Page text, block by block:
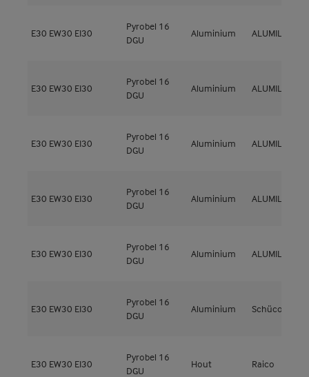
E30 EW30 EI30
Pyrobel 16
DGU
Aluminium ALUMIL
E30 EW30 EI30
Pyrobel 16
DGU
Aluminium ALUMIL
E30 EW30 EI30
Pyrobel 16
DGU
Aluminium ALUMIL
E30 EW30 EI30
Pyrobel 16
DGU
Aluminium ALUMIL
E30 EW30 EI30
Pyrobel 16
DGU
Aluminium ALUMIL
E30 EW30 EI30
Pyrobel 16
DGU
Aluminium Schüco
E30 EW30 EI30
Pyrobel 16
DGU
Hout Raico